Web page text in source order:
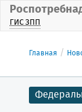
ГИС ЗПП
Главная